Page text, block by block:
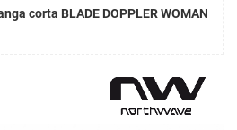
corta BLADE DOPPLER WOMAN